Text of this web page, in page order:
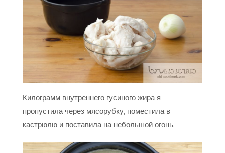
Килограмм внутреннего гусиного жира я
пропустила через мясорубку, поместила в
кастрюлю и поставила на небольшой огонь.